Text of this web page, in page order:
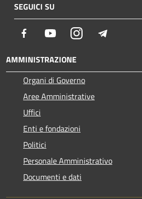
SEGUICI SU
Facebook YoutubeInstagram
AMMINISTRAZIONE
Organi di Governo
Aree Amministrative
Uffici
Enti e fondazioni
Politici
Personale Amministrativo
Documenti e dati